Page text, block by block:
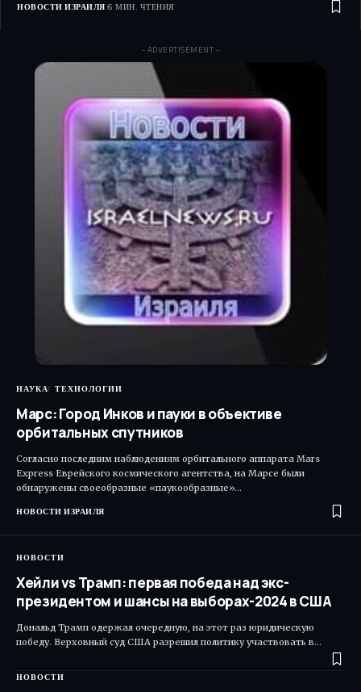
НОВОСТИ ИЗРАИЛЯ 6 МИН. ЧТЕНИЯ
- ADVERTISEMENT -
НАУКА ТЕХНОЛОГИИ
Марс: Город Инков и пауки в объективе
орбитальных спутников
Согласно последним наблюдениям орбитального аппарата Mars
Express Еврейского космического агентства, на Марсе были
обнаружены своеобразные «паукообразные»…
НОВОСТИ ИЗРАИЛЯ
НОВОСТИ
Хейли vs Трамп: первая победа над экс-
президентом и шансы на выборах-2024 в США
Дональд Трамп одержал очередную, на этот раз юридическую
победу. Верховный суд США разрешил политику участвовать в…
НОВОСТИ